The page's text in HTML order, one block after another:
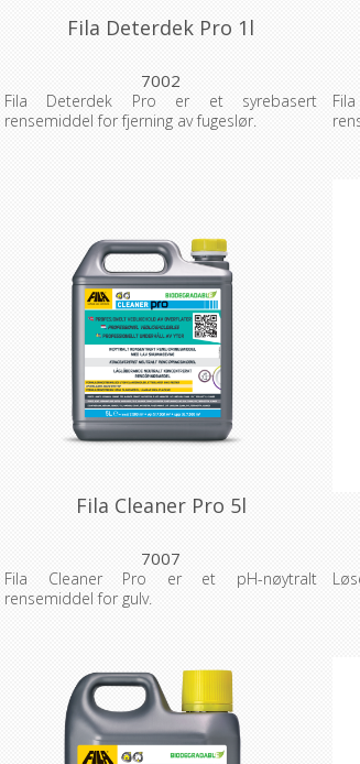
Fila Deterdek Pro 1l
7002
Fila Deterdek Pro er et syrebasert
rensemiddel for fjerning av fugeslør.
Fila Cleaner Pro 5l
7007
Fila Cleaner Pro er et pH-nøytralt
rensemiddel for gulv.